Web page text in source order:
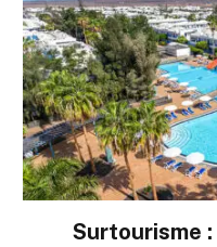
Surtourisme